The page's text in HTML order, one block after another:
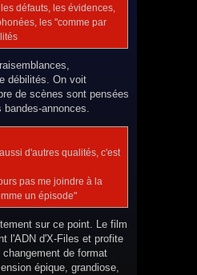
défauts, les évidences,
les "comme par
débilités. On voit
de scènes sont pensées
bandes-annonces.
d'autres qualités, c'est
pas me joindre à la
un épisode"
sur ce point. Le film
l'ADN d'X-Files et profite
de format
épique, grandiose,